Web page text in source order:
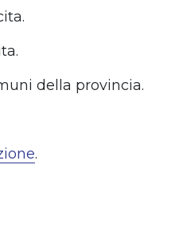
della provincia.
.